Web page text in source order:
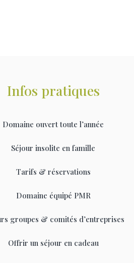
Infos pratiques
Domaine ouvert toute l’année
Séjour insolite en famille
Tarifs & réservations
Domaine équipé PMR
groupes & comités d’entreprises
Offrir un séjour en cadeau